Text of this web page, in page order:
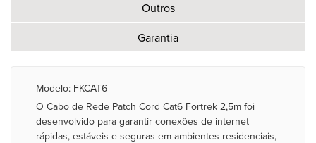
Outros
Garantia
Modelo: FKCAT6
O Cabo de Rede Patch Cord Cat6 Fortrek 2,5m foi
desenvolvido para garantir conexões de internet
rápidas, estáveis e seguras em ambientes residenciais,